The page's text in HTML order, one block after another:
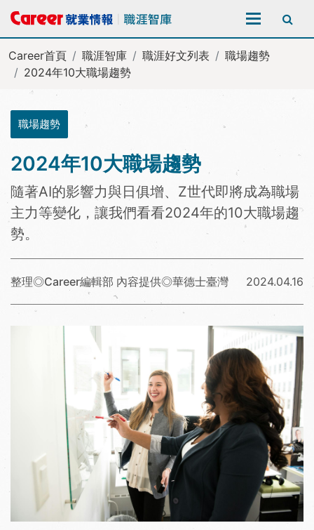
全站搜尋
Career首頁 職涯智庫 職涯好文列表
職場趨勢
2024年10大職場趨勢
職場趨勢
2024年10大職場趨勢
隨著AI的影響力與日俱增、Z世代即將成為職場
主力等變化，讓我們看看2024年的10大職場趨
勢。
整理◎Career編輯部 內容提供◎華德士臺灣 2024.04.16